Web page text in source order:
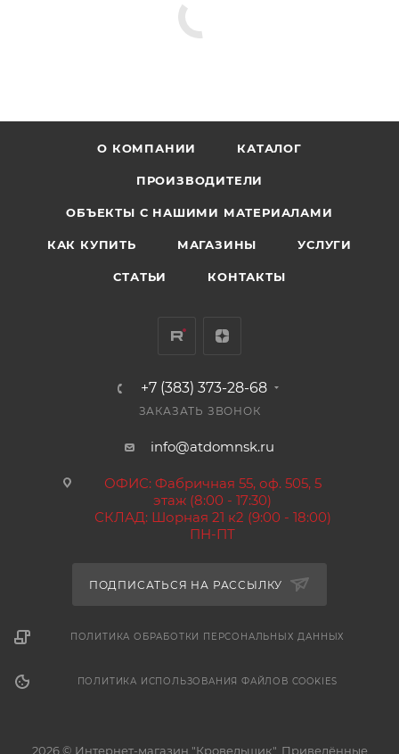
О КОМПАНИИ КАТАЛОГ
ПРОИЗВОДИТЕЛИ
ОБЪЕКТЫ С НАШИМИ МАТЕРИАЛАМИ
КАК КУПИТЬ МАГАЗИНЫ УСЛУГИ
СТАТЬИ КОНТАКТЫ
+7 (383) 373-28-68
ЗАКАЗАТЬ ЗВОНОК
info@atdomnsk.ru
ОФИС: Фабричная 55, оф. 505, 5
этаж (8:00 - 17:30)
СКЛАД: Шорная 21 к2 (9:00 - 18:00)
ПН-ПТ
ПОДПИСАТЬСЯ НА РАССЫЛКУ
ПОЛИТИКА ОБРАБОТКИ ПЕРСОНАЛЬНЫХ ДАННЫХ
ПОЛИТИКА ИСПОЛЬЗОВАНИЯ ФАЙЛОВ COOKIES
2026 © Интернет-магазин "Кровельщик". Приведённые